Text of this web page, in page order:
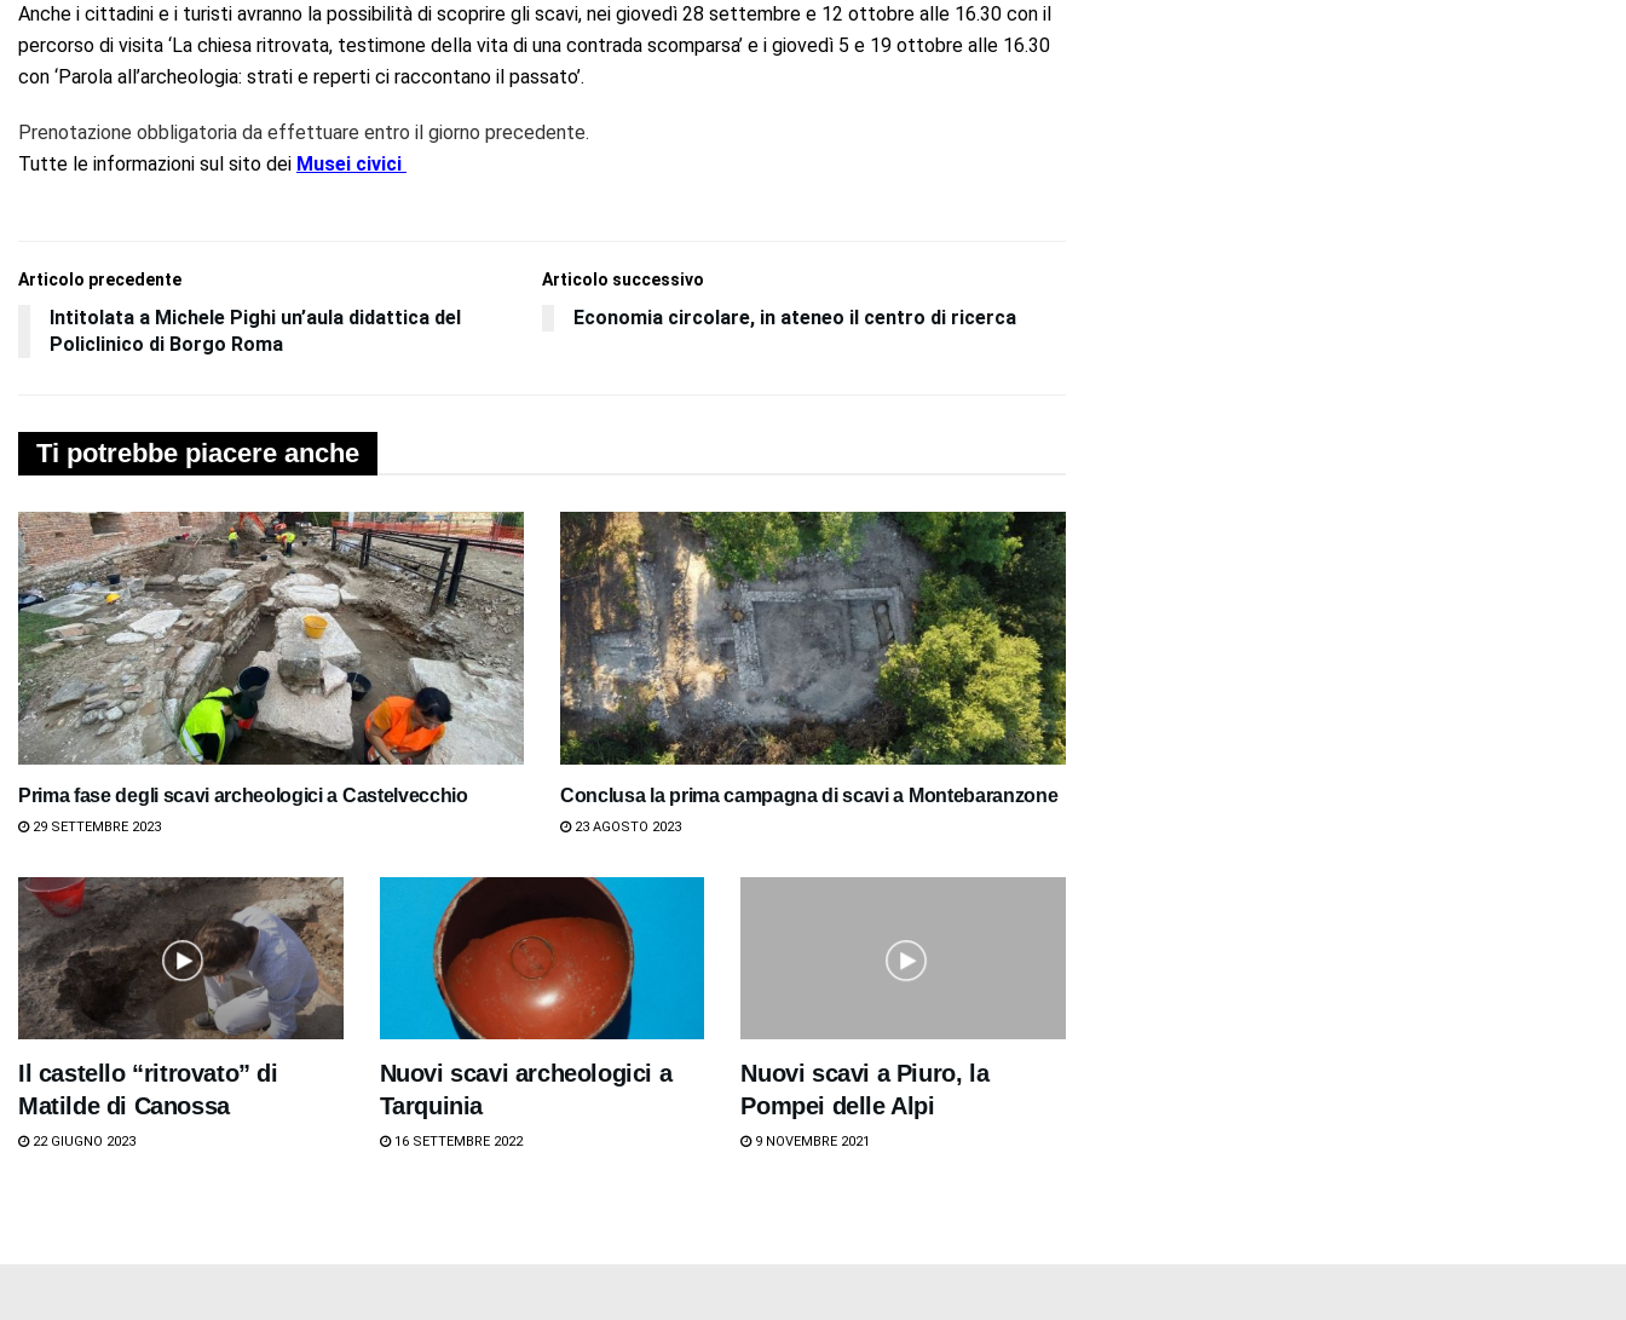
Anche i cittadini e i turisti avranno la possibilità di scoprire gli scavi, nei giovedì 28 settembre e 12 ottobre alle 16.30 con il
percorso di visita ‘La chiesa ritrovata, testimone della vita di una contrada scomparsa’ e i giovedì 5 e 19 ottobre alle 16.30
con ‘Parola all’archeologia: strati e reperti ci raccontano il passato’.
Prenotazione obbligatoria da effettuare entro il giorno precedente.
Tutte le informazioni sul sito dei Musei civici
Articolo precedente
Intitolata a Michele Pighi un’aula didattica del
Policlinico di Borgo Roma
Articolo successivo
Economia circolare, in ateneo il centro di ricerca
Ti potrebbe piacere anche
Prima fase degli scavi archeologici a Castelvecchio
29 SETTEMBRE 2023
Conclusa la prima campagna di scavi a Montebaranzone
23 AGOSTO 2023
Il castello “ritrovato” di
Matilde di Canossa
22 GIUGNO 2023
Nuovi scavi archeologici a
Tarquinia
16 SETTEMBRE 2022
Nuovi scavi a Piuro, la
Pompei delle Alpi
9 NOVEMBRE 2021